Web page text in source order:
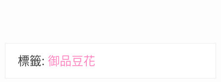
標籤: 御品豆花